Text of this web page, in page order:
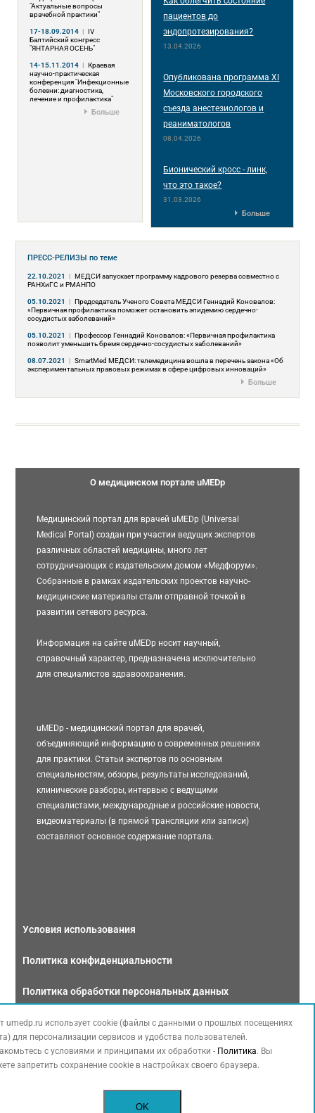
"Актуальные вопросы
врачебной практики"
17-18.09.2014 | IV
Балтийский конгресс
"ЯНТАРНАЯ ОСЕНЬ"
14-15.11.2014 | Краевая
научно-практическая
конференция "Инфекционные
болезни: диагностика,
лечение и профилактика"
Больше
пациентов до
эндопротезирования?
13.04.2026
Опубликована программа XI
Московского городского
съезда анестезиологов и
реаниматологов
08.04.2026
Бионический кросс - линк,
что это такое?
31.03.2026
Больше
ПРЕСС-РЕЛИЗЫпо теме
22.10.2021 | МЕДСИ запускает программу кадрового резерва совместно с
РАНХиГC и РМАНПО
05.10.2021 | Председатель Ученого Совета МЕДСИ Геннадий Коновалов:
«Первичная профилактика поможет остановить эпидемию сердечно-
сосудистых заболеваний»
05.10.2021 | Профессор Геннадий Коновалов: «Первичная профилактика
позволит уменьшить бремя сердечно-сосудистых заболеваний»
08.07.2021 | SmartMed МЕДСИ: телемедицина вошла в перечень закона «Об
экспериментальных правовых режимах в сфере цифровых инноваций»
Больше
О медицинском портале uMEDp
Медицинский портал для врачей uMEDp (Universal
Medical Portal) создан при участии ведущих экспертов
различных областей медицины, много лет
сотрудничающих с издательским домом «Медфорум».
Собранные в рамках издательских проектов научно-
медицинские материалы стали отправной точкой в
развитии сетевого ресурса.
Информация на сайте uMEDp носит научный,
справочный характер, предназначена исключительно
для специалистов здравоохранения.
uMEDp - медицинский портал для врачей,
объединяющий информацию о современных решениях
для практики. Статьи экспертов по основным
специальностям, обзоры, результаты исследований,
клинические разборы, интервью с ведущими
специалистами, международные и российские новости,
видеоматериалы (в прямой трансляции или записи)
составляют основное содержание портала.
Условия использования
Политика конфиденциальности
Политика обработки персональных данных
Связаться с нами
umedp.ru использует cookie (файлы с данными о прошлых посещениях
для персонализации сервисов и удобства пользователей.
с условиями и принципами их обработки - Политика. Вы
запретить сохранение cookie в настройках своего браузера.
OK